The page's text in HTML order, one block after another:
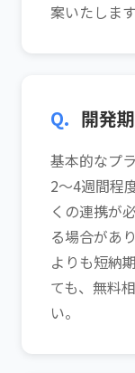
案いたします
Q. 開発
基本的なプ
2〜4週間程
くの連携が
る場合があ
よりも短納
ても、無料
い。